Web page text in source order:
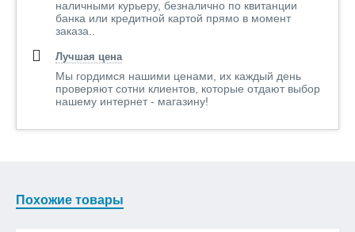
наличными курьеру, безналично по квитанции
банка или кредитной картой прямо в момент
заказа..
Лучшая цена
Мы гордимся нашими ценами, их каждый день
проверяют сотни клиентов, которые отдают выбор
нашему интернет - магазину!
Похожие товары